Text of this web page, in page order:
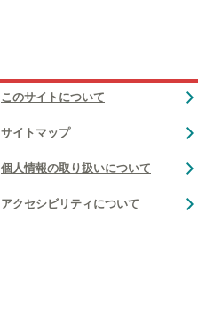
このサイトについて
サイトマップ
個人情報の取り扱いについて
アクセシビリティについて